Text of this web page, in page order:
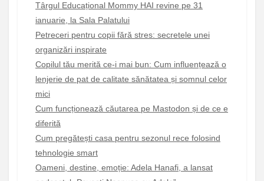
Târgul Educațional Mommy HAI revine pe 31
ianuarie, la Sala Palatului
Petreceri pentru copii fără stres: secretele unei
organizări inspirate
Copilul tău merită ce-i mai bun: Cum influențează o
lenjerie de pat de calitate sănătatea și somnul celor
mici
Cum funcționează căutarea pe Mastodon și de ce e
diferită
Cum pregătești casa pentru sezonul rece folosind
tehnologie smart
Oameni, destine, emoție: Adela Hanafi, a lansat